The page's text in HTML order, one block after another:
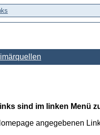
sind im linken Menü
angegebenen